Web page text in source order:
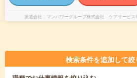
派遣会社 マンパワーグループ株式会社 ケアサービス
検索条件を追加して